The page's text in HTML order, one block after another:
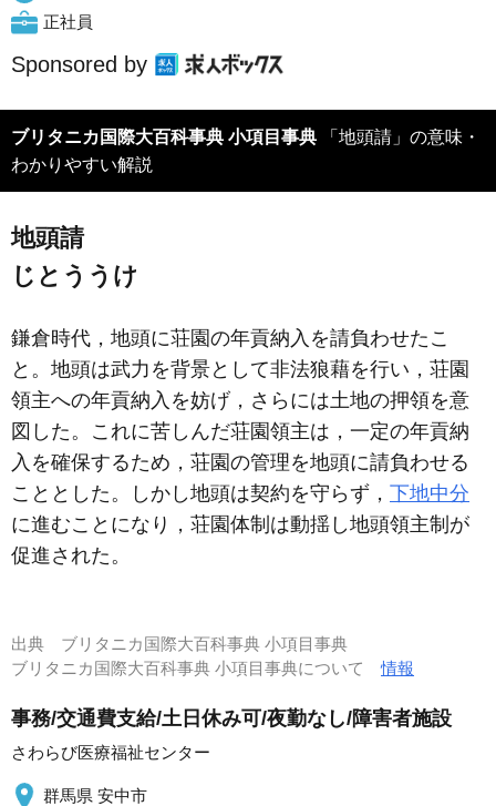
正社員
Sponsored by
ブリタニカ国際大百科事典 小項目事典 「地頭請」の意味・
わかりやすい解説
地頭請
じとううけ
鎌倉時代，地頭に荘園の年貢納入を請負わせたこ
と。地頭は武力を背景として非法狼藉を行い，荘園
領主への年貢納入を妨げ，さらには土地の押領を意
図した。これに苦しんだ荘園領主は，一定の年貢納
入を確保するため，荘園の管理を地頭に請負わせる
こととした。しかし地頭は契約を守らず， 下地中分
に進むことになり，荘園体制は動揺し地頭領主制が
促進された。
出典 ブリタニカ国際大百科事典 小項目事典
ブリタニカ国際大百科事典 小項目事典について情報
事務/交通費支給/土日休み可/夜勤なし/障害者施設
さわらび医療福祉センター
群馬県 安中市